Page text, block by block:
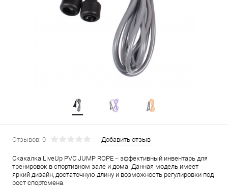
Отзывов: 0 Добавить отзыв
Скакалка LiveUp PVC JUMP ROPE – эффективный инвентарь для
тренировок в спортивном зале и дома. Данная модель имеет
яркий дизайн, достаточную длину и возможность регулировки под
рост спортсмена.